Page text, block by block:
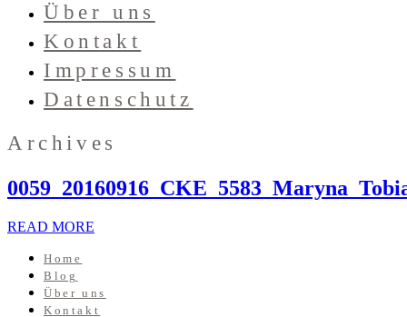
Über uns
Kontakt
Impressum
Datenschutz
Archives
READ MORE
Home
Blog
Über uns
Kontakt